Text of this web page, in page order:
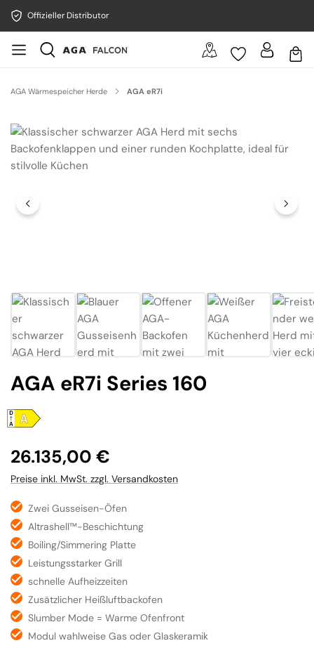
Offizieller Distributor
AGA Wärmespeicher Herde AGA eR7i
Bildergalerie überspringen
AGA eR7i Series 160
Regulärer Preis:
26.135,00 €
Preise inkl. MwSt. zzgl. Versandkosten
Zwei Gusseisen-Öfen
Altrashell™-Beschichtung
Boiling/Simmering Platte
Leistungsstarker Grill
schnelle Aufheizzeiten
Zusätzlicher Heißluftbackofen
Slumber Mode = Warme Ofenfront
Modul wahlweise Gas oder Glaskeramik